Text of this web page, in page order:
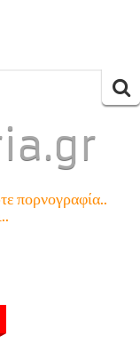
πορνογραφία..